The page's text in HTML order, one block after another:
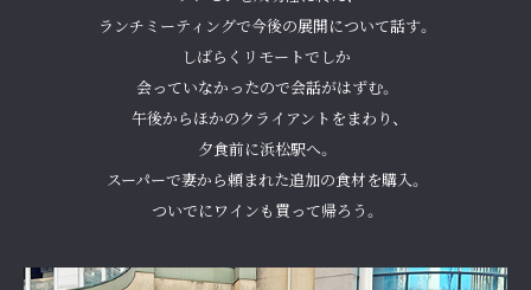
ランチミーティングで今後の展開について話す。
しばらくリモートでしか
会っていなかったので会話がはずむ。
午後からほかのクライアントをまわり、
夕食前に浜松駅へ。
スーパーで妻から頼まれた追加の食材を購入。
ついでにワインも買って帰ろう。